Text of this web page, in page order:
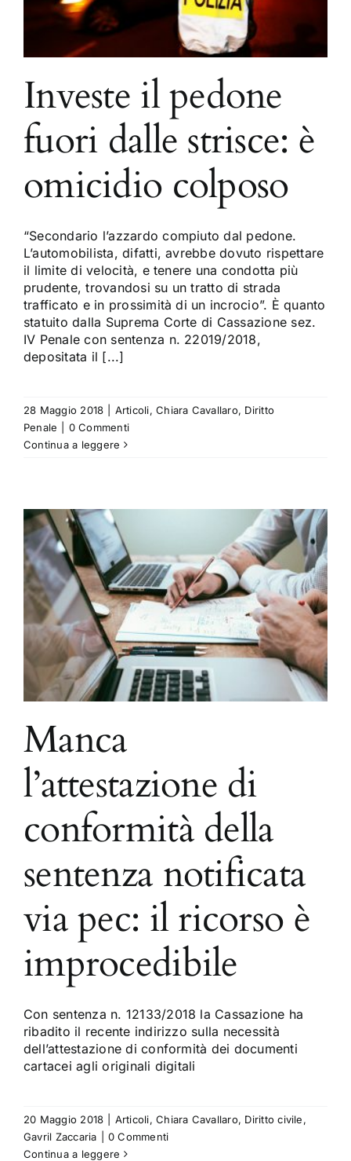
Investe il pedone
fuori dalle strisce: è
omicidio colposo
“Secondario l’azzardo compiuto dal pedone.
L’automobilista, difatti, avrebbe dovuto rispettare
il limite di velocità, e tenere una condotta più
prudente, trovandosi su un tratto di strada
trafficato e in prossimità di un incrocio”. È quanto
statuito dalla Suprema Corte di Cassazione sez.
IV Penale con sentenza n. 22019/2018,
depositata il [...]
28 Maggio 2018 Articoli,Chiara Cavallaro, Diritto
Penale
0 Commenti
Continua a leggere
Manca
l’attestazione di
conformità della
sentenza notificata
via pec: il ricorso è
improcedibile
Con sentenza n. 12133/2018 la Cassazione ha
ribadito il recente indirizzo sulla necessità
dell’attestazione di conformità dei documenti
cartacei agli originali digitali
20 Maggio 2018 Articoli,Chiara Cavallaro, Diritto civile,
Gavril Zaccaria
0 Commenti
Continua a leggere